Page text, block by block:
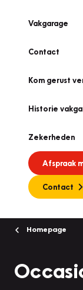
Vakgarage
Contact
Kom gerust
Historie
Zekerheden
Afspraak
Contact
Homepage